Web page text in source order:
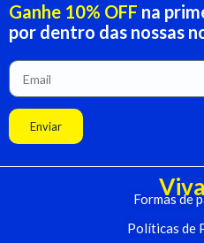
Ganhe 10% OFF na
por dentro das nossas
Enviar
Formas de
Políticas de